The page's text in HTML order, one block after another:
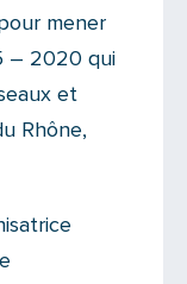
mener
– 2020 qui
et
Rhône,